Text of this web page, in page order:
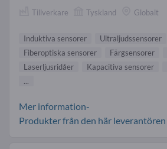
Tillverkare Tyskland Globalt
Induktiva sensorer
Ultraljudssensorer
Fiberoptiska sensorer
Färgsensorer
Laserljusridåer
Kapacitiva sensorer
...
Mer information-
Produkter från den här leverantören